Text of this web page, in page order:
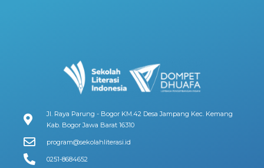
Jl. Raya Parung - Bogor KM.42 Desa Jampang Kec. Kemang
Kab. Bogor Jawa Barat 16310
program@sekolahliterasi.id
0251-8684652